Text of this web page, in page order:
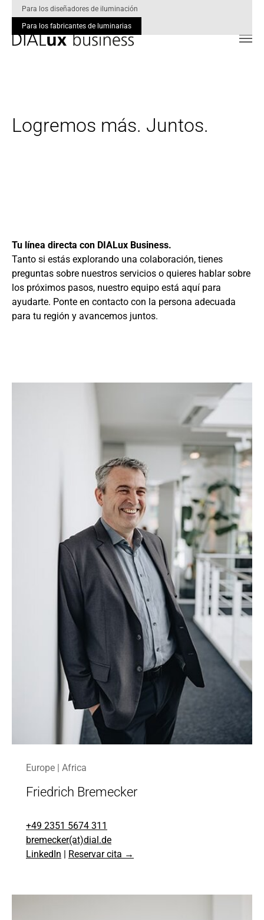
Para los diseñadores de iluminación
Para los fabricantes de luminarias
Logremos más. Juntos.
Tu línea directa con DIALux Business.
Tanto si estás explorando una colaboración, tienes
preguntas sobre nuestros servicios o quieres hablar sobre
los próximos pasos, nuestro equipo está aquí para
ayudarte. Ponte en contacto con la persona adecuada
para tu región y avancemos juntos.
Europe | Africa
Friedrich Bremecker
+49 2351 5674 311
bremecker(at)dial.de
LinkedIn | Reservar cita →